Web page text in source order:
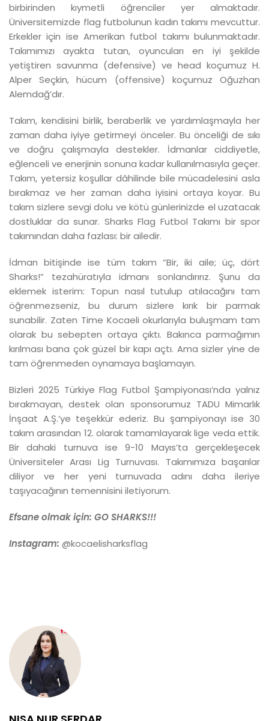
birbirinden kıymetli öğrenciler yer almaktadır.
Üniversitemizde flag futbolunun kadın takımı mevcuttur.
Erkekler için ise Amerikan futbol takımı bulunmaktadır.
Takımımızı ayakta tutan, oyuncuları en iyi şekilde
yetiştiren savunma (defensive) ve head koçumuz H.
Alper Seçkin, hücum (offensive) koçumuz Oğuzhan
Alemdağ’dır.
Takım, kendisini birlik, beraberlik ve yardımlaşmayla her
zaman daha iyiye getirmeyi önceler. Bu önceliği de sıkı
ve doğru çalışmayla destekler. İdmanlar ciddiyetle,
eğlenceli ve enerjinin sonuna kadar kullanılmasıyla geçer.
Takım, yetersiz koşullar dâhilinde bile mücadelesini asla
bırakmaz ve her zaman daha iyisini ortaya koyar. Bu
takım sizlere sevgi dolu ve kötü günlerinizde el uzatacak
dostluklar da sunar. Sharks Flag Futbol Takımı bir spor
takımından daha fazlası: bir ailedir.
İdman bitişinde ise tüm takım “Bir, iki aile; üç, dört
Sharks!” tezahüratıyla idmanı sonlandırırız. Şunu da
eklemek isterim: Topun nasıl tutulup atılacağını tam
öğrenmezseniz, bu durum sizlere kırık bir parmak
sunabilir. Zaten Time Kocaeli okurlarıyla buluşmam tam
olarak bu sebepten ortaya çıktı. Bakınca parmağımın
kırılması bana çok güzel bir kapı açtı. Ama sizler yine de
tam öğrenmeden oynamaya başlamayın.
Bizleri 2025 Türkiye Flag Futbol Şampiyonası’nda yalnız
bırakmayan, destek olan sponsorumuz TADU Mimarlık
İnşaat A.Ş.’ye teşekkür ederiz. Bu şampiyonayı ise 30
takım arasından 12. olarak tamamlayarak lige veda ettik.
Bir dahaki turnuva ise 9-10 Mayıs’ta gerçekleşecek
Üniversiteler Arası Lig Turnuvası. Takımımıza başarılar
diliyor ve her yeni turnuvada adını daha ileriye
taşıyacağının temennisini iletiyorum.
Efsane olmak için: GO SHARKS!!!
Instagram: @kocaelisharksflag